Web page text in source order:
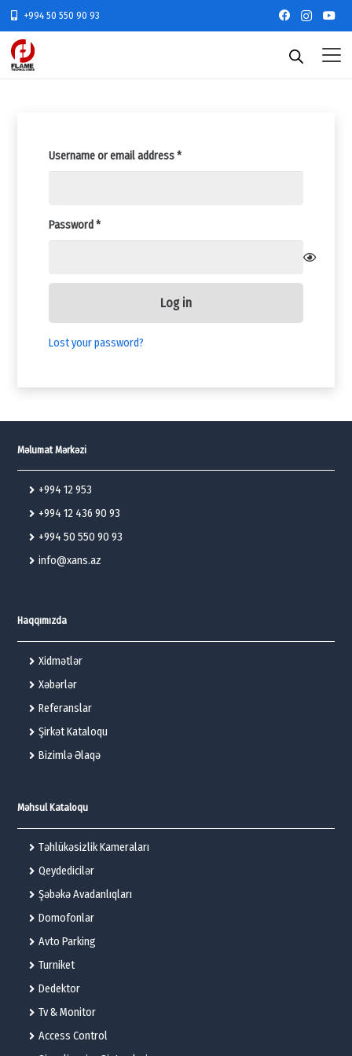
+994 50 550 90 93
Username or email address*Required
Password*Required
Log in
Lost your password?
Məlumat Mərkəzi
+994 12 953
+994 12 436 90 93
+994 50 550 90 93
info@xans.az
Haqqımızda
Xidmətlər
Xəbərlər
Referanslar
Şirkət Kataloqu
Bizimlə Əlaqə
Məhsul Kataloqu
Təhlükəsizlik Kameraları
Qeydedicilər
Şəbəkə Avadanlıqları
Domofonlar
Avto Parking
Turniket
Dedektor
Tv & Monitor
Access Control